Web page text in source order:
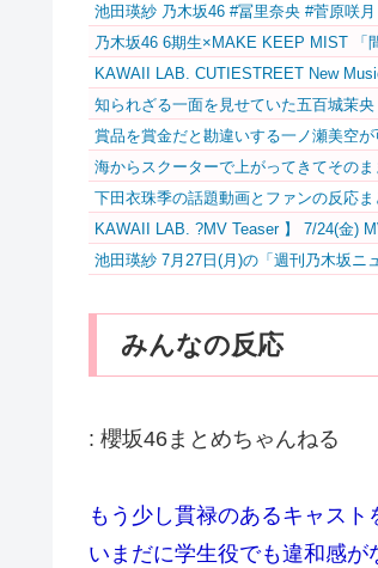
池田瑛紗 乃木坂46 #冨里奈央 #菅原咲
乃木坂46 6期生×MAKE KEEP MIST 「
KAWAII LAB. CUTIESTREET New
知られざる一面を見せていた五百城茉
賞品を賞金だと勘違いする一ノ瀬美空
海からスクーターで上がってきてその
下田衣珠季の話題動画とファンの反応ま
KAWAII LAB. ?MV Teaser️‍ 】 7/24(金)
池田瑛紗 7月27日(月)の「週刊乃木坂ニ
みんなの反応
: 櫻坂46まとめちゃんねる
もう少し貫禄のあるキャスト
いまだに学生役でも違和感が